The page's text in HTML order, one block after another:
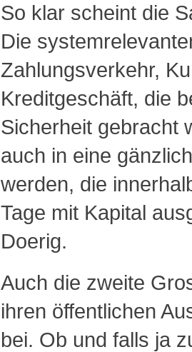
So klar scheint die
Die
Zahlungsverkehr,
Kreditgeschäft, die
Sicherheit gebracht
auch in eine
werden, die
Tage mit Kapital
Doerig.
Auch die zweite
ihren öffentlichen
bei. Ob und falls ja